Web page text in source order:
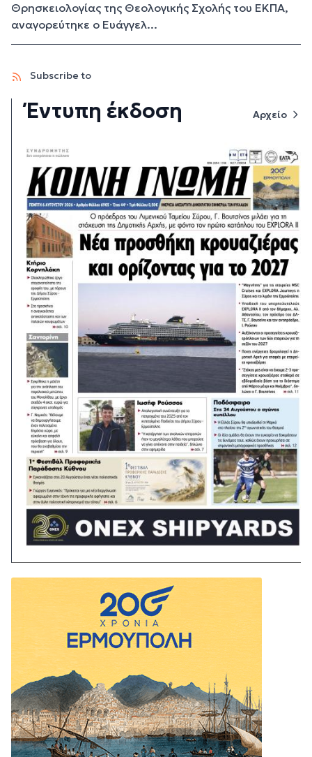
Θρησκειολογίας της Θεολογικής Σχολής του ΕΚΠΑ,
αναγορεύτηκε ο Ευάγγελ...
Subscribe to
Έντυπη έκδοση Αρχείο